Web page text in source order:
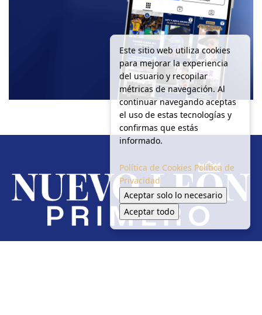
Este sitio web utiliza cookies
para mejorar la experiencia
del usuario y recopilar
métricas de navegación. Al
continuar navegando aceptas
el uso de estas tecnologías y
confirmas que estás
informado.
Política de Cookies Política de
Privacidad
Aceptar solo lo necesario
Aceptar todo